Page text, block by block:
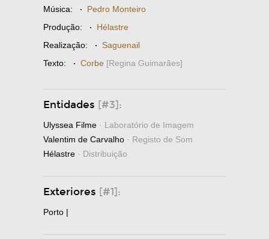
Música: · Pedro Monteiro
Produção: · Hélastre
Realização: · Saguenail
Texto: · Corbe [Regina Guimarães]
Entidades [#3]:
Ulyssea Filme · Laboratório de Imagem
Valentim de Carvalho · Registo de Som
Hélastre · Distribuição
Exteriores [#1]:
Porto |